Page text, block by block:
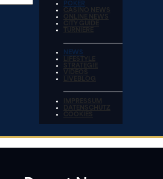
POKER
CASINO NEWS
ONLINE NEWS
CITY GUIDE
TURNIERE
NEWS
LIFESTYLE
STRATEGIE
VIDEOS
LIVEBLOG
IMPRESSUM
DATENSCHUTZ
COOKIES